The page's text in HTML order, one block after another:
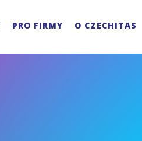
PRO FIRMY O CZECHITAS